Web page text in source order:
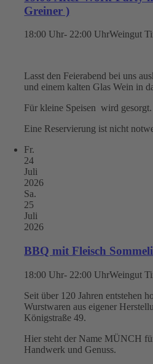
Greiner )
18:00 Uhr- 22:00 UhrWeingut
Lasst den Feierabend bei uns
und einem kalten Glas Wein in
Für kleine Speisen wird gesorgt.
Eine Reservierung ist nicht
Fr.
24
Juli
2026
Sa.
25
Juli
2026
BBQ mit Fleisch
18:00 Uhr- 22:00 UhrWeingut
Seit über 120 Jahren entstehen
Wurstwaren aus eigener
Königstraße 49.
Hier steht der Name MÜNCH
Handwerk und Genuss.